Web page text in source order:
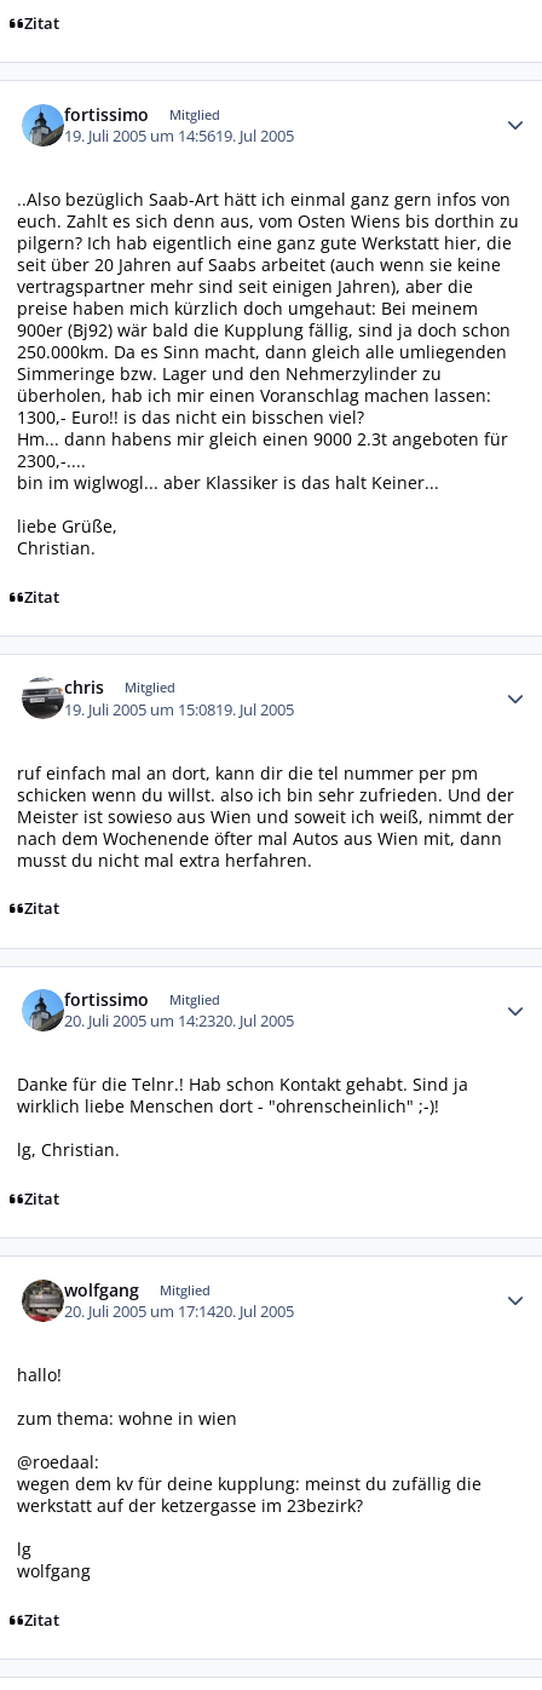
Zitat
fortissimo Mitglied
19. Juli 2005 um 14:5619. Jul 2005
..Also bezüglich Saab-Art hätt ich einmal ganz gern infos von
euch. Zahlt es sich denn aus, vom Osten Wiens bis dorthin zu
pilgern? Ich hab eigentlich eine ganz gute Werkstatt hier, die
seit über 20 Jahren auf Saabs arbeitet (auch wenn sie keine
vertragspartner mehr sind seit einigen Jahren), aber die
preise haben mich kürzlich doch umgehaut: Bei meinem
900er (Bj92) wär bald die Kupplung fällig, sind ja doch schon
250.000km. Da es Sinn macht, dann gleich alle umliegenden
Simmeringe bzw. Lager und den Nehmerzylinder zu
überholen, hab ich mir einen Voranschlag machen lassen:
1300,- Euro!! is das nicht ein bisschen viel?
Hm... dann habens mir gleich einen 9000 2.3t angeboten für
2300,-....
bin im wiglwogl... aber Klassiker is das halt Keiner...
liebe Grüße,
Christian.
Zitat
chris Mitglied
19. Juli 2005 um 15:0819. Jul 2005
ruf einfach mal an dort, kann dir die tel nummer per pm
schicken wenn du willst. also ich bin sehr zufrieden. Und der
Meister ist sowieso aus Wien und soweit ich weiß, nimmt der
nach dem Wochenende öfter mal Autos aus Wien mit, dann
musst du nicht mal extra herfahren.
Zitat
fortissimo Mitglied
20. Juli 2005 um 14:2320. Jul 2005
Danke für die Telnr.! Hab schon Kontakt gehabt. Sind ja
wirklich liebe Menschen dort - "ohrenscheinlich" ;-)!
lg, Christian.
Zitat
wolfgang Mitglied
20. Juli 2005 um 17:1420. Jul 2005
hallo!
zum thema: wohne in wien
@roedaal:
wegen dem kv für deine kupplung: meinst du zufällig die
werkstatt auf der ketzergasse im 23bezirk?
lg
wolfgang
Zitat